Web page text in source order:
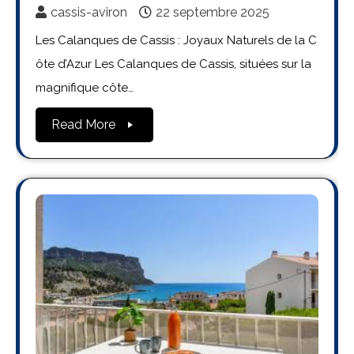
cassis-aviron 22 septembre 2025
Les Calanques de Cassis : Joyaux Naturels de la C
ôte d’Azur Les Calanques de Cassis, situées sur la
magnifique côte…
Read More